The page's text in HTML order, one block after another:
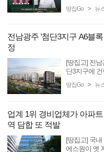
동)
동산 지옥’의
땅집Go > 뉴
전남광주 '첨단3지구 A6블
정
[땅집고] 전
단3지구에 건
일풍경채는
땅집Go > 뉴
업계 1위 경비업체가 아파
역 담합 또 적발
[땅집고] 국
에스원이 옛